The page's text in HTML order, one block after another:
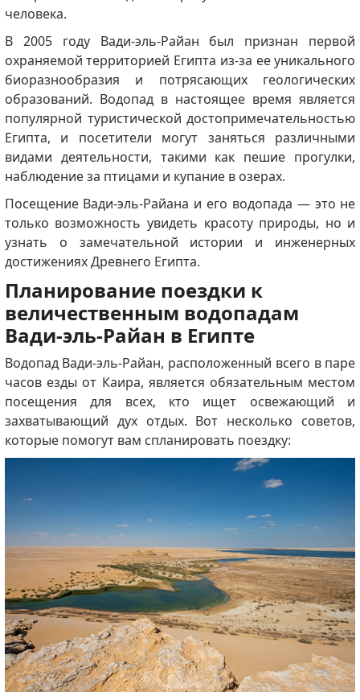
человека.
В 2005 году Вади-эль-Райан был признан первой
охраняемой территорией Египта из-за ее уникального
биоразнообразия и потрясающих геологических
образований. Водопад в настоящее время является
популярной туристической достопримечательностью
Египта, и посетители могут заняться различными
видами деятельности, такими как пешие прогулки,
наблюдение за птицами и купание в озерах.
Посещение Вади-эль-Райана и его водопада — это не
только возможность увидеть красоту природы, но и
узнать о замечательной истории и инженерных
достижениях Древнего Египта.
Планирование поездки к
величественным водопадам
Вади-эль-Райан в Египте
Водопад Вади-эль-Райан, расположенный всего в паре
часов езды от Каира, является обязательным местом
посещения для всех, кто ищет освежающий и
захватывающий дух отдых. Вот несколько советов,
которые помогут вам спланировать поездку: